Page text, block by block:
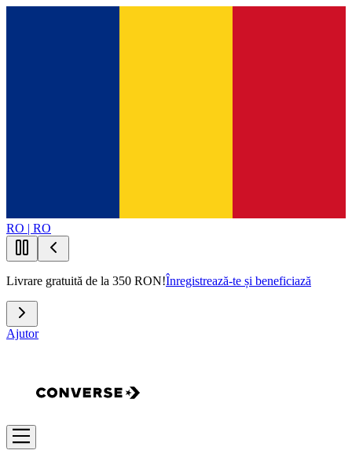
RO | RO
Livrare gratuită de la 350 RON!Înregistrează-te și beneficiază
Ajutor